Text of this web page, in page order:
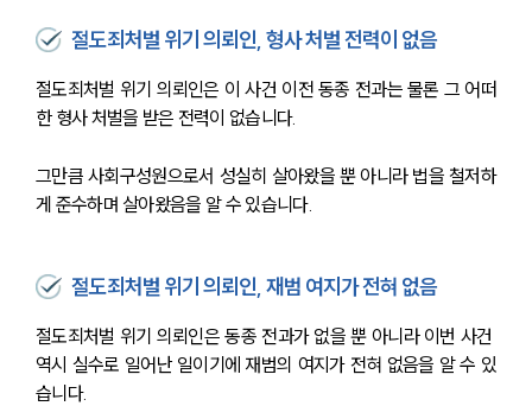
절도죄처벌 위기 의뢰인, 형사 처벌 전력이 없음
절도죄처벌 위기 의뢰인은 이 사건 이전 동종 전과는 물론 그 어떠
한 형사 처벌을 받은 전력이 없습니다.
그만큼 사회구성원으로서 성실히 살아왔을 뿐 아니라 법을 철저하
게 준수하며 살아왔음을 알 수 있습니다.
절도죄처벌 위기 의뢰인, 재범 여지가 전혀 없음
절도죄처벌 위기 의뢰인은 동종 전과가 없을 뿐 아니라 이번 사건
역시 실수로 일어난 일이기에 재범의 여지가 전혀 없음을 알 수 있
습니다.